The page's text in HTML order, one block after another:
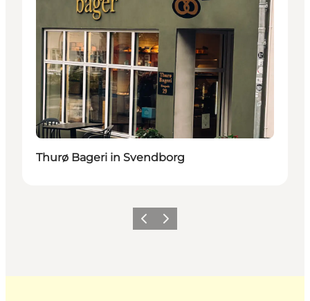
Thurø Bageri in Svendborg
ZurückWeiter